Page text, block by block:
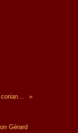
Boulettes de poisson épicées , sauce tomate à la coriandre